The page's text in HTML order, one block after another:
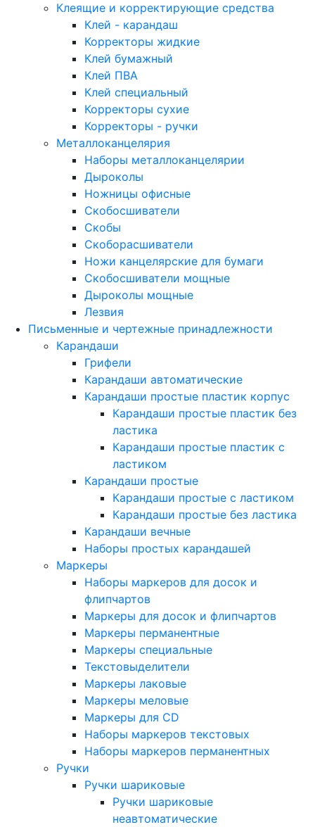
Клеящие и корректирующие средства
Клей - карандаш
Корректоры жидкие
Клей бумажный
Клей ПВА
Клей специальный
Корректоры сухие
Корректоры - ручки
Металлоканцелярия
Наборы металлоканцелярии
Дыроколы
Ножницы офисные
Скобосшиватели
Скобы
Скоборасшиватели
Ножи канцелярские для бумаги
Скобосшиватели мощные
Дыроколы мощные
Лезвия
Письменные и чертежные принадлежности
Карандаши
Грифели
Карандаши автоматические
Карандаши простые пластик корпус
Карандаши простые пластик без
ластика
Карандаши простые пластик с
ластиком
Карандаши простые
Карандаши простые с ластиком
Карандаши простые без ластика
Карандаши вечные
Наборы простых карандашей
Маркеры
Наборы маркеров для досок и
флипчартов
Маркеры для досок и флипчартов
Маркеры перманентные
Маркеры специальные
Текстовыделители
Маркеры лаковые
Маркеры меловые
Маркеры для CD
Наборы маркеров текстовых
Наборы маркеров перманентных
Ручки
Ручки шариковые
Ручки шариковые
неавтоматические